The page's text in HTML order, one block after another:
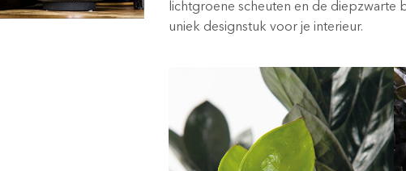
lichtgroene scheuten en de diepzwarte
uniek designstuk voor je interieur.